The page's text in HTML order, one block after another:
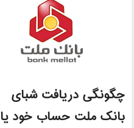
چگونگی دریافت شبای
بانک ملت حساب خود یا